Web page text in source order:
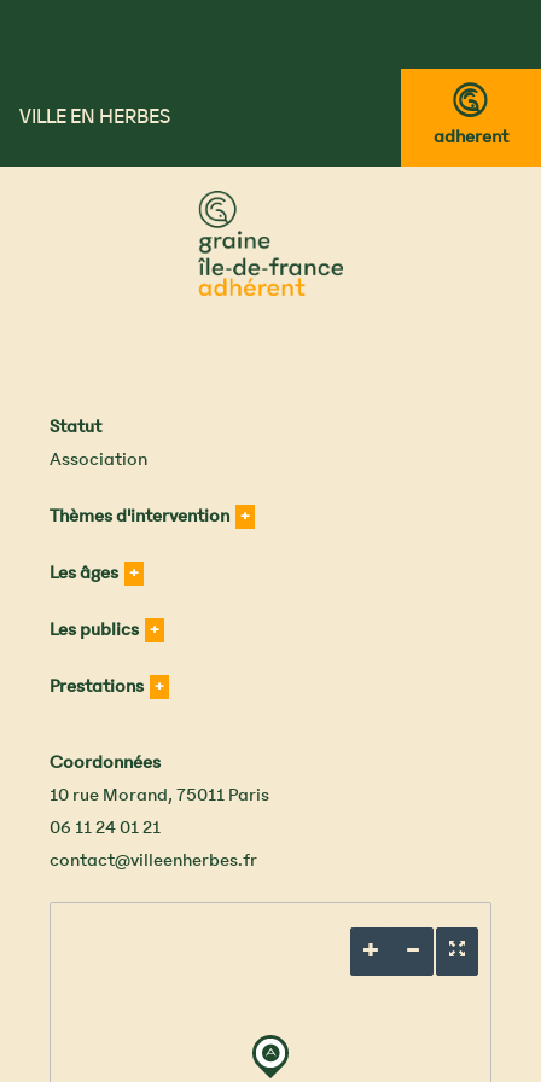
VILLE EN HERBES
™
adherent
Statut
Association
Thèmes d'intervention
Les âges
Les publics
Prestations
Coordonnées
10 rue Morand,75011Paris
06 11 24 01 21
contact@villeenherbes.fr